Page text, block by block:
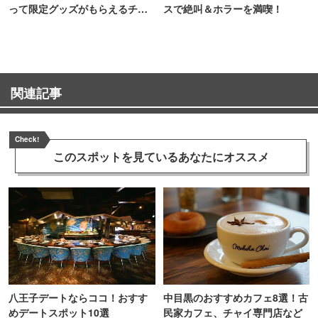
って限定グッズがもらえるチャ
スで絶叫＆ホラーを満喫！
関連記事
Check!
このスポットを見ているあなたにオススメ
八王子デートならココ！おすす
めデートスポット10選
中目黒のおすすめカフェ8選！古
民家カフェ、チャイ専門店など